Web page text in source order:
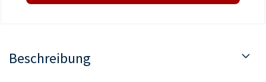
Beschreibung